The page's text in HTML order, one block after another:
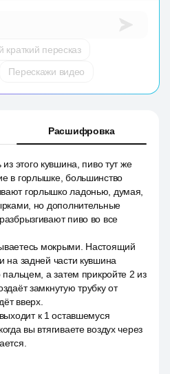
краткий пересказ
Перескажи видео
Расшифровка
этого кувшина, пиво тут же
в горлышке, большинство
горлышко ладонью, думая,
но дополнительные
пиво во все
мокрыми. Настоящий
на задней части кувшина
пальцем, а затем прикройте 2 из
замкнутую трубку от
вверх.
к 1 оставшемуся
вы втягиваете воздух через